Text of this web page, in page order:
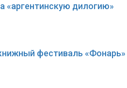
«аргентинскую дилогию»
фестиваль «Фонарь»